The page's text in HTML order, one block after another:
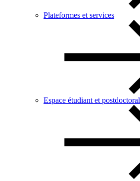
Plateformes et services
Espace étudiant et postdoctoral